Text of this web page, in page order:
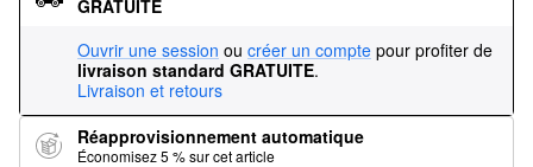
GRATUITE
Ouvrir une session ou créer un compte pour profiter de
livraison standard GRATUITE.
Livraison et retours
Réapprovisionnement automatique
Économisez 5 % sur cet article